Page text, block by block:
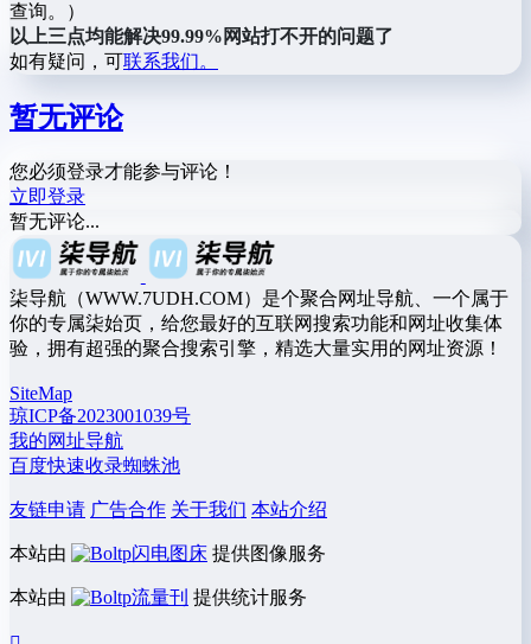
查询。）
以上三点均能解决99.99%网站打不开的问题了
如有疑问，可联系我们。
暂无评论
您必须登录才能参与评论！
立即登录
暂无评论...
柒导航（WWW.7UDH.COM）是个聚合网址导航、一个属于
你的专属柒始页，给您最好的互联网搜索功能和网址收集体
验，拥有超强的聚合搜索引擎，精选大量实用的网址资源！
SiteMap
琼ICP备2023001039号
我的网址导航
百度快速收录蜘蛛池
友链申请 广告合作 关于我们 本站介绍
本站由 闪电图床 提供图像服务
本站由 流量刊 提供统计服务